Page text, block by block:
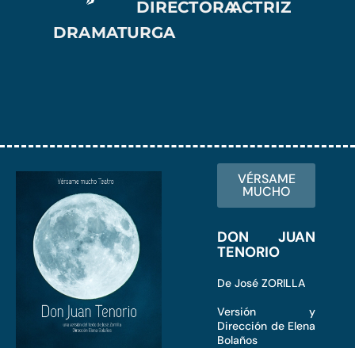
DRAMATURGA
DIRECTORAACTRIZ
VÉRSAME
MUCHO
DON JUAN
TENORIO
De José ZORILLA
Versión y
Dirección de Elena
Bolaños